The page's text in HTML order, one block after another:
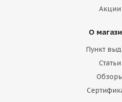
Акции
О
Пункт
Статьи